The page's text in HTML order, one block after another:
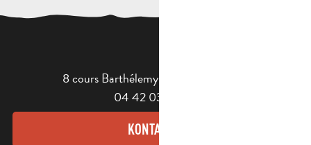
8 cours Barthélemy - 13400 Aubagne
04 42 03 49 98
KONTAKT